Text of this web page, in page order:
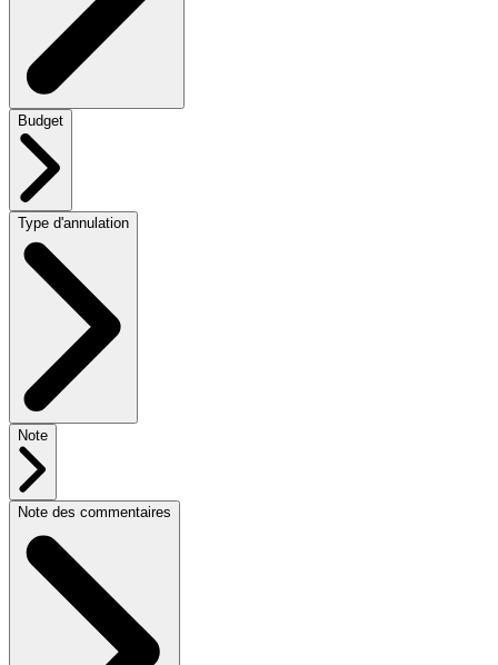
Budget
Type d'annulation
Note
Note des commentaires